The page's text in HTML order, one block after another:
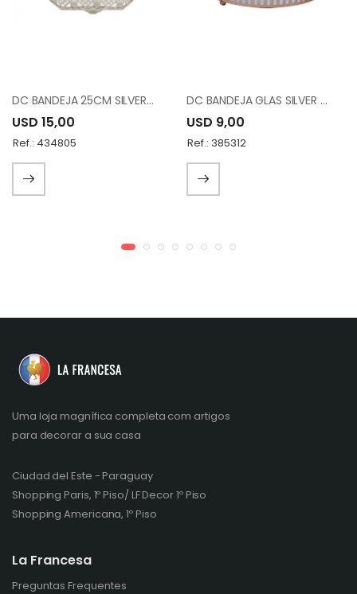
DC BANDEJA 25CM SILVER TRAY T0182
USD 15,00
Ref.: 434805
DC BANDEJA GLAS SILVER METAL FH190702S
USD 9,00
Ref.: 385312
Uma loja magnífica completa com artigos
para decorar a sua casa
Ciudad del Este - Paraguay
Shopping Paris, 1º Piso/ LF Decor 1º Piso
Shopping Americana, 1º Piso
La Francesa
Preguntas Frequentes